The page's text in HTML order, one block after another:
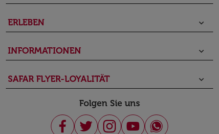
ERLEBEN keyboard_arrow_down
INFORMATIONEN keyboard_arrow_down
SAFAR FLYER-LOYALITÄT keyboard_arrow_down
Folgen Sie uns